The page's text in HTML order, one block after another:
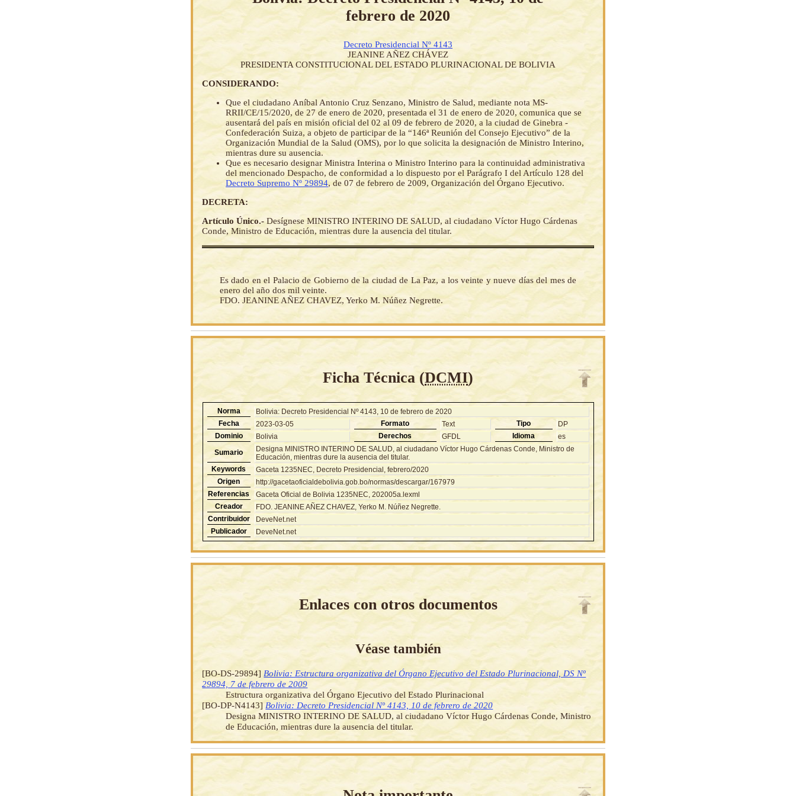
febrero de 2020
Decreto Presidencial Nº 4143
JEANINE AÑEZ CHÁVEZ
PRESIDENTA CONSTITUCIONAL DEL ESTADO PLURINACIONAL DE BOLIVIA
CONSIDERANDO:
Que el ciudadano Aníbal Antonio Cruz Senzano, Ministro de Salud, mediante nota MS-
RRII/CE/15/2020, de 27 de enero de 2020, presentada el 31 de enero de 2020, comunica que se
ausentará del país en misión oficial del 02 al 09 de febrero de 2020, a la ciudad de Ginebra -
Confederación Suiza, a objeto de participar de la “146ª Reunión del Consejo Ejecutivo” de la
Organización Mundial de la Salud (OMS), por lo que solicita la designación de Ministro Interino,
mientras dure su ausencia.
Que es necesario designar Ministra Interina o Ministro Interino para la continuidad administrativa
del mencionado Despacho, de conformidad a lo dispuesto por el Parágrafo I del Artículo 128 del
Decreto Supremo Nº 29894, de 07 de febrero de 2009, Organización del Órgano Ejecutivo.
DECRETA:
Artículo Único.- Desígnese MINISTRO INTERINO DE SALUD, al ciudadano Víctor Hugo Cárdenas
Conde, Ministro de Educación, mientras dure la ausencia del titular.
Es dado en el Palacio de Gobierno de la ciudad de La Paz, a los veinte y nueve días del mes de
enero del año dos mil veinte.
FDO. JEANINE AÑEZ CHAVEZ, Yerko M. Núñez Negrette.
Ficha Técnica (DCMI)
Norma
Bolivia: Decreto Presidencial Nº 4143, 10 de febrero de 2020
Fecha
2023-03-05 Formato Text Tipo
DP
Dominio
Bolivia Derechos GFDL Idioma
es
Sumario
Designa MINISTRO INTERINO DE SALUD, al ciudadano Víctor Hugo Cárdenas Conde, Ministro de
Educación, mientras dure la ausencia del titular.
Keywords
Gaceta 1235NEC, Decreto Presidencial, febrero/2020
Origen
http://gacetaoficialdebolivia.gob.bo/normas/descargar/167979
Referencias
Gaceta Oficial de Bolivia 1235NEC, 202005a.lexml
Creador
FDO. JEANINE AÑEZ CHAVEZ, Yerko M. Núñez Negrette.
Contribuidor
DeveNet.net
Publicador
DeveNet.net
Enlaces con otros documentos
Véase también
[BO-DS-29894] Bolivia: Estructura organizativa del Órgano Ejecutivo del Estado Plurinacional, DS Nº
29894, 7 de febrero de 2009
Estructura organizativa del Órgano Ejecutivo del Estado Plurinacional
[BO-DP-N4143] Bolivia: Decreto Presidencial Nº 4143, 10 de febrero de 2020
Designa MINISTRO INTERINO DE SALUD, al ciudadano Víctor Hugo Cárdenas Conde, Ministro
de Educación, mientras dure la ausencia del titular.